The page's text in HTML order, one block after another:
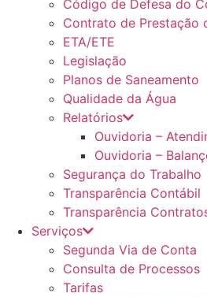
Código de Defesa do
Contrato de Prestação
ETA/ETE
Legislação
Planos de Saneamento
Qualidade da Água
Relatórios
Ouvidoria –
Ouvidoria –
Segurança do Trabalho
Transparência Contábil
Transparência
Serviços
Segunda Via de Conta
Consulta de Processos
Tarifas